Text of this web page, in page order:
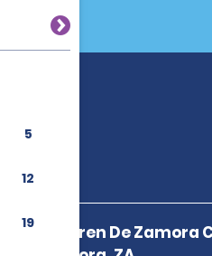
5
12
19
De Tren De Zamora